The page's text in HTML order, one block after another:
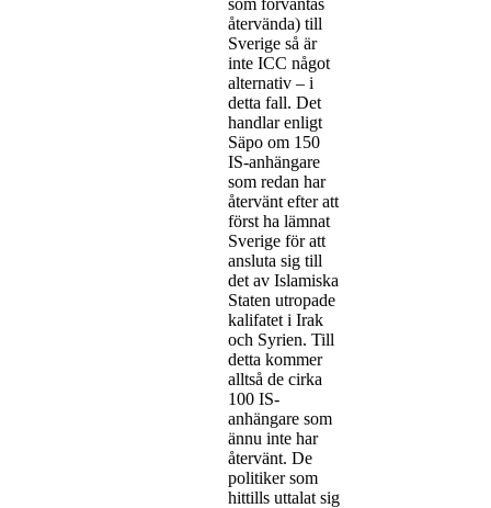
som förväntas
återvända) till
Sverige så är
inte ICC något
alternativ – i
detta fall. Det
handlar enligt
Säpo om 150
IS-anhängare
som redan har
återvänt efter att
först ha lämnat
Sverige för att
ansluta sig till
det av Islamiska
Staten utropade
kalifatet i Irak
och Syrien. Till
detta kommer
alltså de cirka
100 IS-
anhängare som
ännu inte har
återvänt. De
politiker som
hittills uttalat sig